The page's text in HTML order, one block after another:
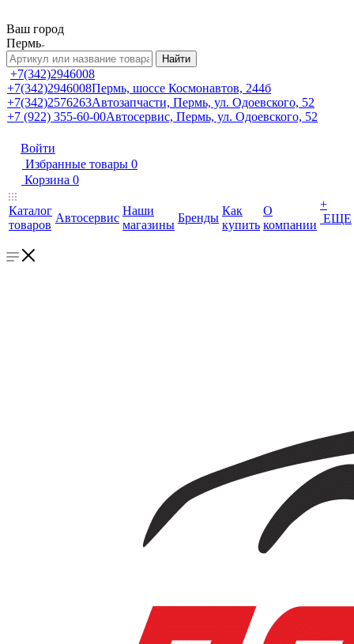
Ваш город
Пермь
Найти
+7(342)2946008
+7(342)2946008Пермь, шоссе Космонавтов, 244б
+7(342)2576263Автозапчасти, Пермь, ул. Одоевского, 52
+7 (922) 355-60-00Автосервис, Пермь, ул. Одоевского, 52
Войти
Избранные товары 0
Корзина 0
Каталог
товаров
Автосервис
Наши
магазины
Бренды
Как
купить
О
компании
+
ЕЩЕ